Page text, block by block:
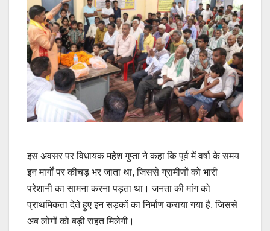
इस अवसर पर विधायक महेश गुप्ता ने कहा कि पूर्व में वर्षा के समय
इन मार्गों पर कीचड़ भर जाता था, जिससे ग्रामीणों को भारी
परेशानी का सामना करना पड़ता था। जनता की मांग को
प्राथमिकता देते हुए इन सड़कों का निर्माण कराया गया है, जिससे
अब लोगों को बड़ी राहत मिलेगी।